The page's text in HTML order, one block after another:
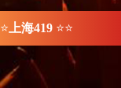
上海419 ⭐⭐